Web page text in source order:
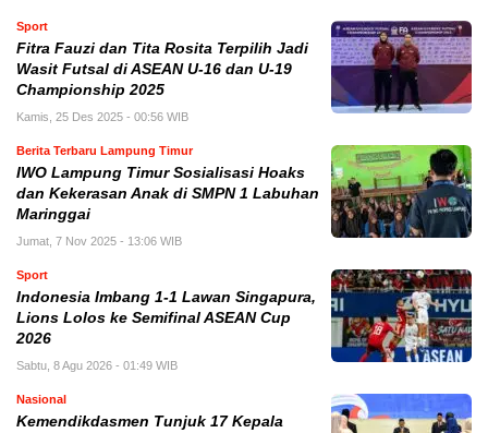
Sport
Fitra Fauzi dan Tita Rosita Terpilih Jadi
Wasit Futsal di ASEAN U-16 dan U-19
Championship 2025
Kamis, 25 Des 2025 - 00:56 WIB
Berita Terbaru Lampung Timur
IWO Lampung Timur Sosialisasi Hoaks
dan Kekerasan Anak di SMPN 1 Labuhan
Maringgai
Jumat, 7 Nov 2025 - 13:06 WIB
Sport
Indonesia Imbang 1-1 Lawan Singapura,
Lions Lolos ke Semifinal ASEAN Cup
2026
Sabtu, 8 Agu 2026 - 01:49 WIB
Nasional
Kemendikdasmen Tunjuk 17 Kepala